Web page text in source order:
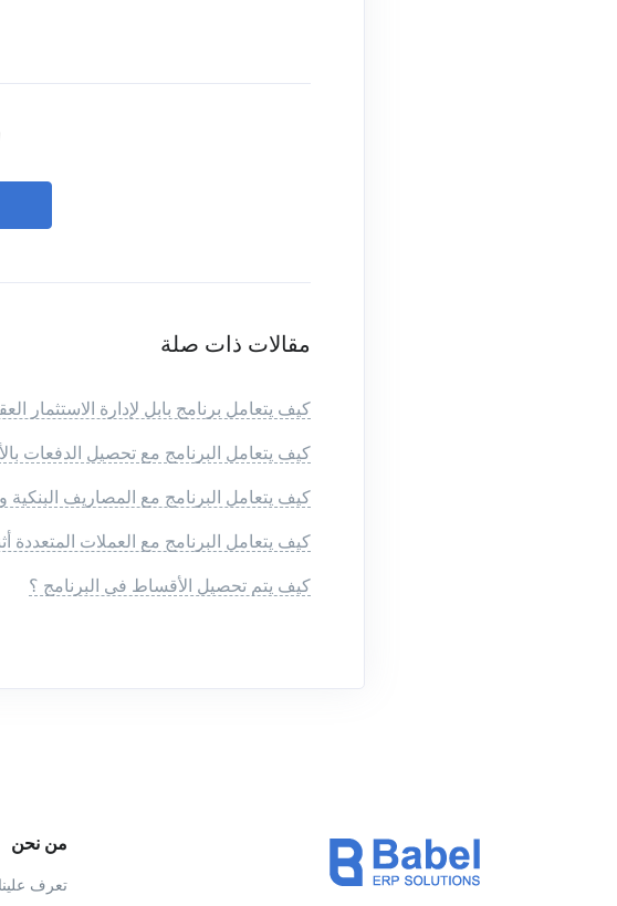
مقالات ذات صلة
كيف يتعامل برنامج بابل لإدارة الاستثمار
كيف يتعامل البرنامج مع تحصيل الدفعات
كيف يتعامل البرنامج مع المصاريف البنكية
كيف يتعامل البرنامج مع العملات المتعددة
كيف يتم تحصيل الأقساط فى البرنامج ؟
من نحن
تعرف علينا